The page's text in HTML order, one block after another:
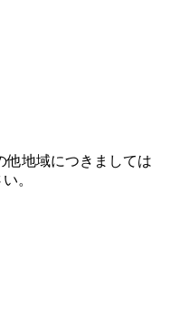
他地域につきましては
。